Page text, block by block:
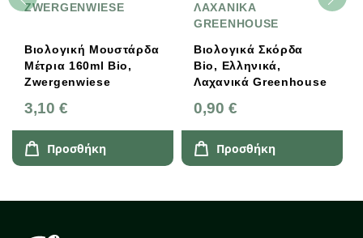
ZWERGENWIESE
Βιολογική Μουστάρδα
Μέτρια 160ml Bio,
Zwergenwiese
3,10 €
Προσθήκη
ΛΑΧΑΝΙΚΑ
GREENHOUSE
Βιολογικά Σκόρδα
Bio, Ελληνικά,
Λαχανικά Greenhouse
0,90 €
Προσθήκη